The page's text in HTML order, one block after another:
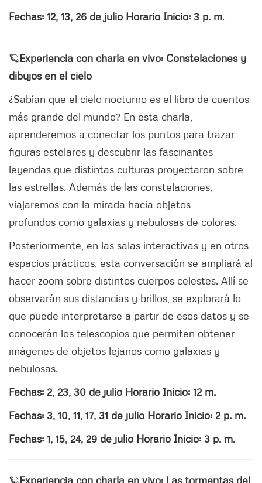
Fechas: 12, 13, 26 de julio Horario Inicio: 3 p. m.
🪐Experiencia con charla en vivo: Constelaciones y
dibujos en el cielo
¿Sabían que el cielo nocturno es el libro de cuentos
más grande del mundo? En esta charla,
aprenderemos a conectar los puntos para trazar
figuras estelares y descubrir las fascinantes
leyendas que distintas culturas proyectaron sobre
las estrellas. Además de las constelaciones,
viajaremos con la mirada hacia objetos
profundos como galaxias y nebulosas de colores.
Posteriormente, en las salas interactivas y en otros
espacios prácticos, esta conversación se ampliará al
hacer zoom sobre distintos cuerpos celestes. Allí se
observarán sus distancias y brillos, se explorará lo
que puede interpretarse a partir de esos datos y se
conocerán los telescopios que permiten obtener
imágenes de objetos lejanos como galaxias y
nebulosas.
Fechas: 2, 23, 30 de julio Horario Inicio: 12 m.
Fechas: 3, 10, 11, 17, 31 de julio Horario Inicio: 2 p. m.
Fechas: 1, 15, 24, 29 de julio Horario Inicio: 3 p. m.
🪐Experiencia con charla en vivo: Las tormentas del